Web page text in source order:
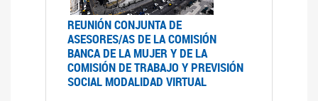
REUNIÓN CONJUNTA DE
ASESORES/AS DE LA COMISIÓN
BANCA DE LA MUJER Y DE LA
COMISIÓN DE TRABAJO Y PREVISIÓN
SOCIAL MODALIDAD VIRTUAL